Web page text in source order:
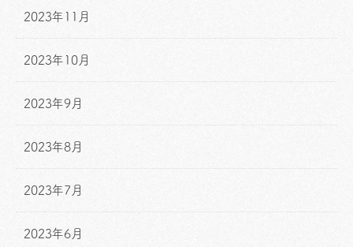
2023年11月
2023年10月
2023年9月
2023年8月
2023年7月
2023年6月